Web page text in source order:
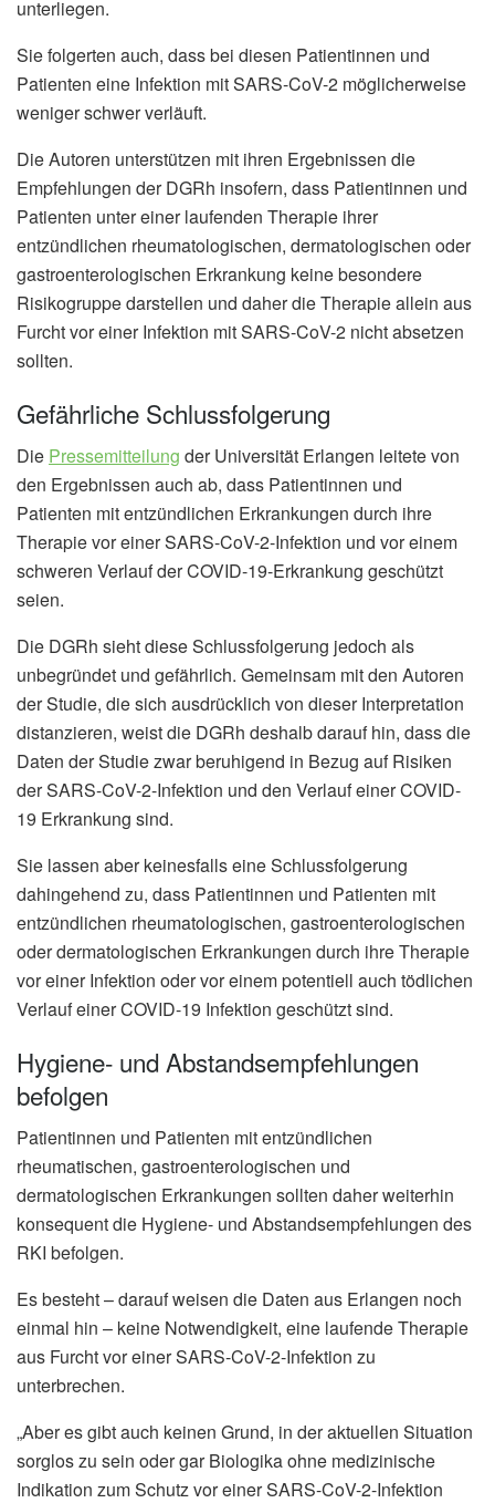
unterliegen.
Sie folgerten auch, dass bei diesen Patientinnen und
Patienten eine Infektion mit SARS-CoV-2 möglicherweise
weniger schwer verläuft.
Die Autoren unterstützen mit ihren Ergebnissen die
Empfehlungen der DGRh insofern, dass Patientinnen und
Patienten unter einer laufenden Therapie ihrer
entzündlichen rheumatologischen, dermatologischen oder
gastroenterologischen Erkrankung keine besondere
Risikogruppe darstellen und daher die Therapie allein aus
Furcht vor einer Infektion mit SARS-CoV-2 nicht absetzen
sollten.
Gefährliche Schlussfolgerung
Die Pressemitteilung der Universität Erlangen leitete von
den Ergebnissen auch ab, dass Patientinnen und
Patienten mit entzündlichen Erkrankungen durch ihre
Therapie vor einer SARS-CoV-2-Infektion und vor einem
schweren Verlauf der COVID-19-Erkrankung geschützt
seien.
Die DGRh sieht diese Schlussfolgerung jedoch als
unbegründet und gefährlich. Gemeinsam mit den Autoren
der Studie, die sich ausdrücklich von dieser Interpretation
distanzieren, weist die DGRh deshalb darauf hin, dass die
Daten der Studie zwar beruhigend in Bezug auf Risiken
der SARS-CoV-2-Infektion und den Verlauf einer COVID-
19 Erkrankung sind.
Sie lassen aber keinesfalls eine Schlussfolgerung
dahingehend zu, dass Patientinnen und Patienten mit
entzündlichen rheumatologischen, gastroenterologischen
oder dermatologischen Erkrankungen durch ihre Therapie
vor einer Infektion oder vor einem potentiell auch tödlichen
Verlauf einer COVID-19 Infektion geschützt sind.
Hygiene- und Abstandsempfehlungen
befolgen
Patientinnen und Patienten mit entzündlichen
rheumatischen, gastroenterologischen und
dermatologischen Erkrankungen sollten daher weiterhin
konsequent die Hygiene- und Abstandsempfehlungen des
RKI befolgen.
Es besteht – darauf weisen die Daten aus Erlangen noch
einmal hin – keine Notwendigkeit, eine laufende Therapie
aus Furcht vor einer SARS-CoV-2-Infektion zu
unterbrechen.
„Aber es gibt auch keinen Grund, in der aktuellen Situation
sorglos zu sein oder gar Biologika ohne medizinische
Indikation zum Schutz vor einer SARS-CoV-2-Infektion